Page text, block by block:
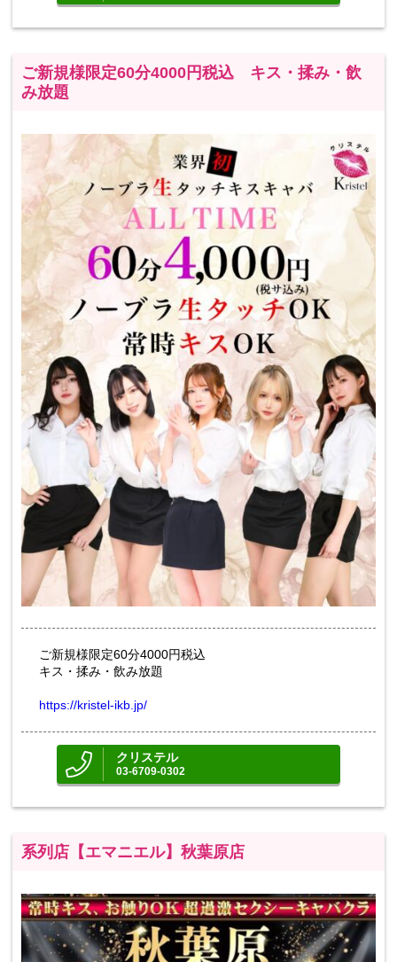
ご新規様限定60分4000円税込 キス・揉み・飲
み放題
ご新規様限定60分4000円税込
キス・揉み・飲み放題
https://kristel-ikb.jp/
クリステル
03-6709-0302
系列店【エマニエル】秋葉原店